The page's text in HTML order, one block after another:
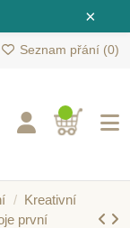
×
Seznam přání (0)
Kreativní
první